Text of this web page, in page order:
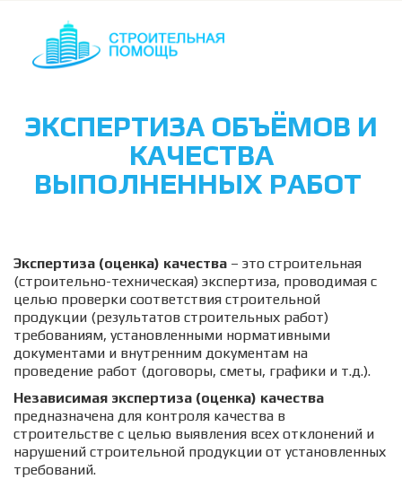
ЭКСПЕРТИЗА ОБЪЁМОВ И
КАЧЕСТВА
ВЫПОЛНЕННЫХ РАБОТ
Экспертиза (оценка) качества – это строительная
(строительно-техническая) экспертиза, проводимая с
целью проверки соответствия строительной
продукции (результатов строительных работ)
требованиям, установленными нормативными
документами и внутренним документам на
проведение работ (договоры, сметы, графики и т.д.).
Независимая экспертиза (оценка) качества
предназначена для контроля качества в
строительстве с целью выявления всех отклонений и
нарушений строительной продукции от установленных
требований.